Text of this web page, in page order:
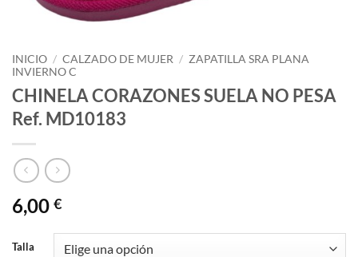
INICIO / CALZADO DE MUJER / ZAPATILLA SRA PLANA
INVIERNO C
CHINELA CORAZONES SUELA NO PESA
Ref. MD10183
6,00 €
Talla